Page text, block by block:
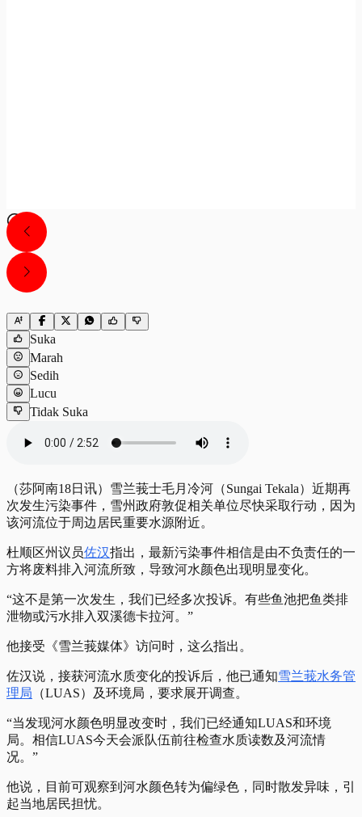
Suka
Marah
Sedih
Lucu
Tidak Suka
（莎阿南18日讯）雪兰莪士毛月冷河（Sungai Tekala）近期再
次发生污染事件，雪州政府敦促相关单位尽快采取行动，因为
该河流位于周边居民重要水源附近。
杜顺区州议员佐汉指出，最新污染事件相信是由不负责任的一
方将废料排入河流所致，导致河水颜色出现明显变化。
“这不是第一次发生，我们已经多次投诉。有些鱼池把鱼类排
泄物或污水排入双溪德卡拉河。”
他接受《雪兰莪媒体》访问时，这么指出。
佐汉说，接获河流水质变化的投诉后，他已通知雪兰莪水务管
理局 （LUAS）及环境局，要求展开调查。
“当发现河水颜色明显改变时，我们已经通知LUAS和环境
局。相信LUAS今天会派队伍前往检查水质读数及河流情
况。”
他说，目前可观察到河水颜色转为偏绿色，同时散发异味，引
起当地居民担忧。